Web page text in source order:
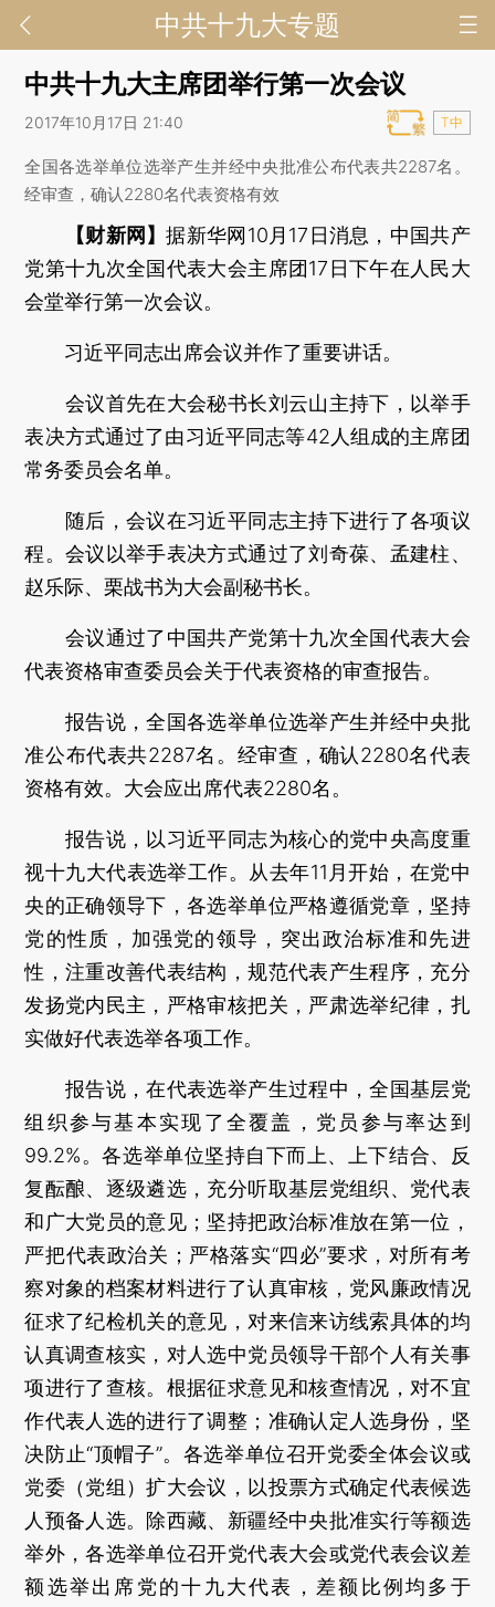
中共十九大专题
中共十九大主席团举行第一次会议
2017年10月17日 21:40 T中
全国各选举单位选举产生并经中央批准公布代表共2287名。
经审查，确认2280名代表资格有效
【财新网】据新华网10月17日消息，中国共产
党第十九次全国代表大会主席团17日下午在人民大
会堂举行第一次会议。
习近平同志出席会议并作了重要讲话。
会议首先在大会秘书长刘云山主持下，以举手
表决方式通过了由习近平同志等42人组成的主席团
常务委员会名单。
随后，会议在习近平同志主持下进行了各项议
程。会议以举手表决方式通过了刘奇葆、孟建柱、
赵乐际、栗战书为大会副秘书长。
会议通过了中国共产党第十九次全国代表大会
代表资格审查委员会关于代表资格的审查报告。
报告说，全国各选举单位选举产生并经中央批
准公布代表共2287名。经审查，确认2280名代表
资格有效。大会应出席代表2280名。
报告说，以习近平同志为核心的党中央高度重
视十九大代表选举工作。从去年11月开始，在党中
央的正确领导下，各选举单位严格遵循党章，坚持
党的性质，加强党的领导，突出政治标准和先进
性，注重改善代表结构，规范代表产生程序，充分
发扬党内民主，严格审核把关，严肃选举纪律，扎
实做好代表选举各项工作。
报告说，在代表选举产生过程中，全国基层党
组织参与基本实现了全覆盖，党员参与率达到
99.2%。各选举单位坚持自下而上、上下结合、反
复酝酿、逐级遴选，充分听取基层党组织、党代表
和广大党员的意见；坚持把政治标准放在第一位，
严把代表政治关；严格落实“四必”要求，对所有考
察对象的档案材料进行了认真审核，党风廉政情况
征求了纪检机关的意见，对来信来访线索具体的均
认真调查核实，对人选中党员领导干部个人有关事
项进行了查核。根据征求意见和核查情况，对不宜
作代表人选的进行了调整；准确认定人选身份，坚
决防止“顶帽子”。各选举单位召开党委全体会议或
党委（党组）扩大会议，以投票方式确定代表候选
人预备人选。除西藏、新疆经中央批准实行等额选
举外，各选举单位召开党代表大会或党代表会议差
额选举出席党的十九大代表，差额比例均多于